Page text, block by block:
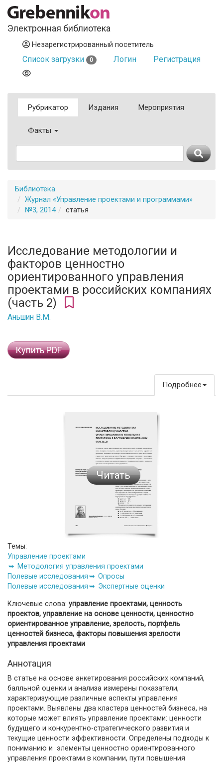
Электронная библиотека
Незарегистрированный посетитель
Список загрузки 0 Логин Регистрация
Рубрикатор Издания Мероприятия
Факты
Библиотека
Журнал «Управление проектами и программами»
№3, 2014
статья
Исследование методологии и
факторов ценностно
ориентированного управления
проектами в российских компаниях
(часть 2)
Аньшин В.М.
Купить PDF
Подробнее
Читать
Темы:
Управление проектами
Методология управления проектами
Полевые исследования
Опросы
Полевые исследования
Экспертные оценки
Ключевые слова: управление проектами, ценность
проектов, управление на основе ценности, ценностно
ориентированное управление, зрелость, портфель
ценностей бизнеса, факторы повышения зрелости
управления проектами
Аннотация
В статье на основе анкетирования российских компаний,
балльной оценки и анализа измерены показатели,
характеризующие различные аспекты управления
проектами. Выявлены два кластера ценностей бизнеса, на
которые может влиять управление проектами: ценности
будущего и конкурентно-стратегического развития и
текущие ценности эффективности. Определены подходы к
пониманию и элементы ценностно ориентированного
управления проектами в компании, пути повышения